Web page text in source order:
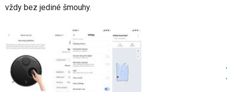
vždy bez jediné šmouhy.